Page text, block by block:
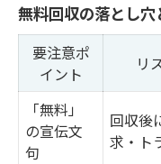
無料回収の落とし穴
要注意ポ
イント
リ
「無料」
の宣伝文
句
回収後
求・ト